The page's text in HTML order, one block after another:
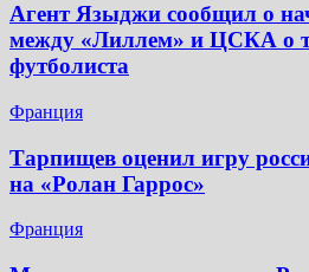
Агент Языджи сообщил о
между «Лиллем» и ЦСКА о
футболиста
Франция
Тарпищев оценил игру
на «Ролан Гаррос»
Франция